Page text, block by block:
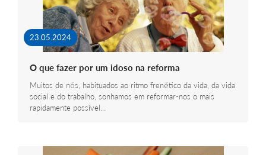
23.05.2024
O que fazer por um idoso na reforma
Muitos de nós, habituados ao ritmo frenético da vida, da vida
social e do trabalho, sonhamos em reformar-nos o mais
rapidamente possível…